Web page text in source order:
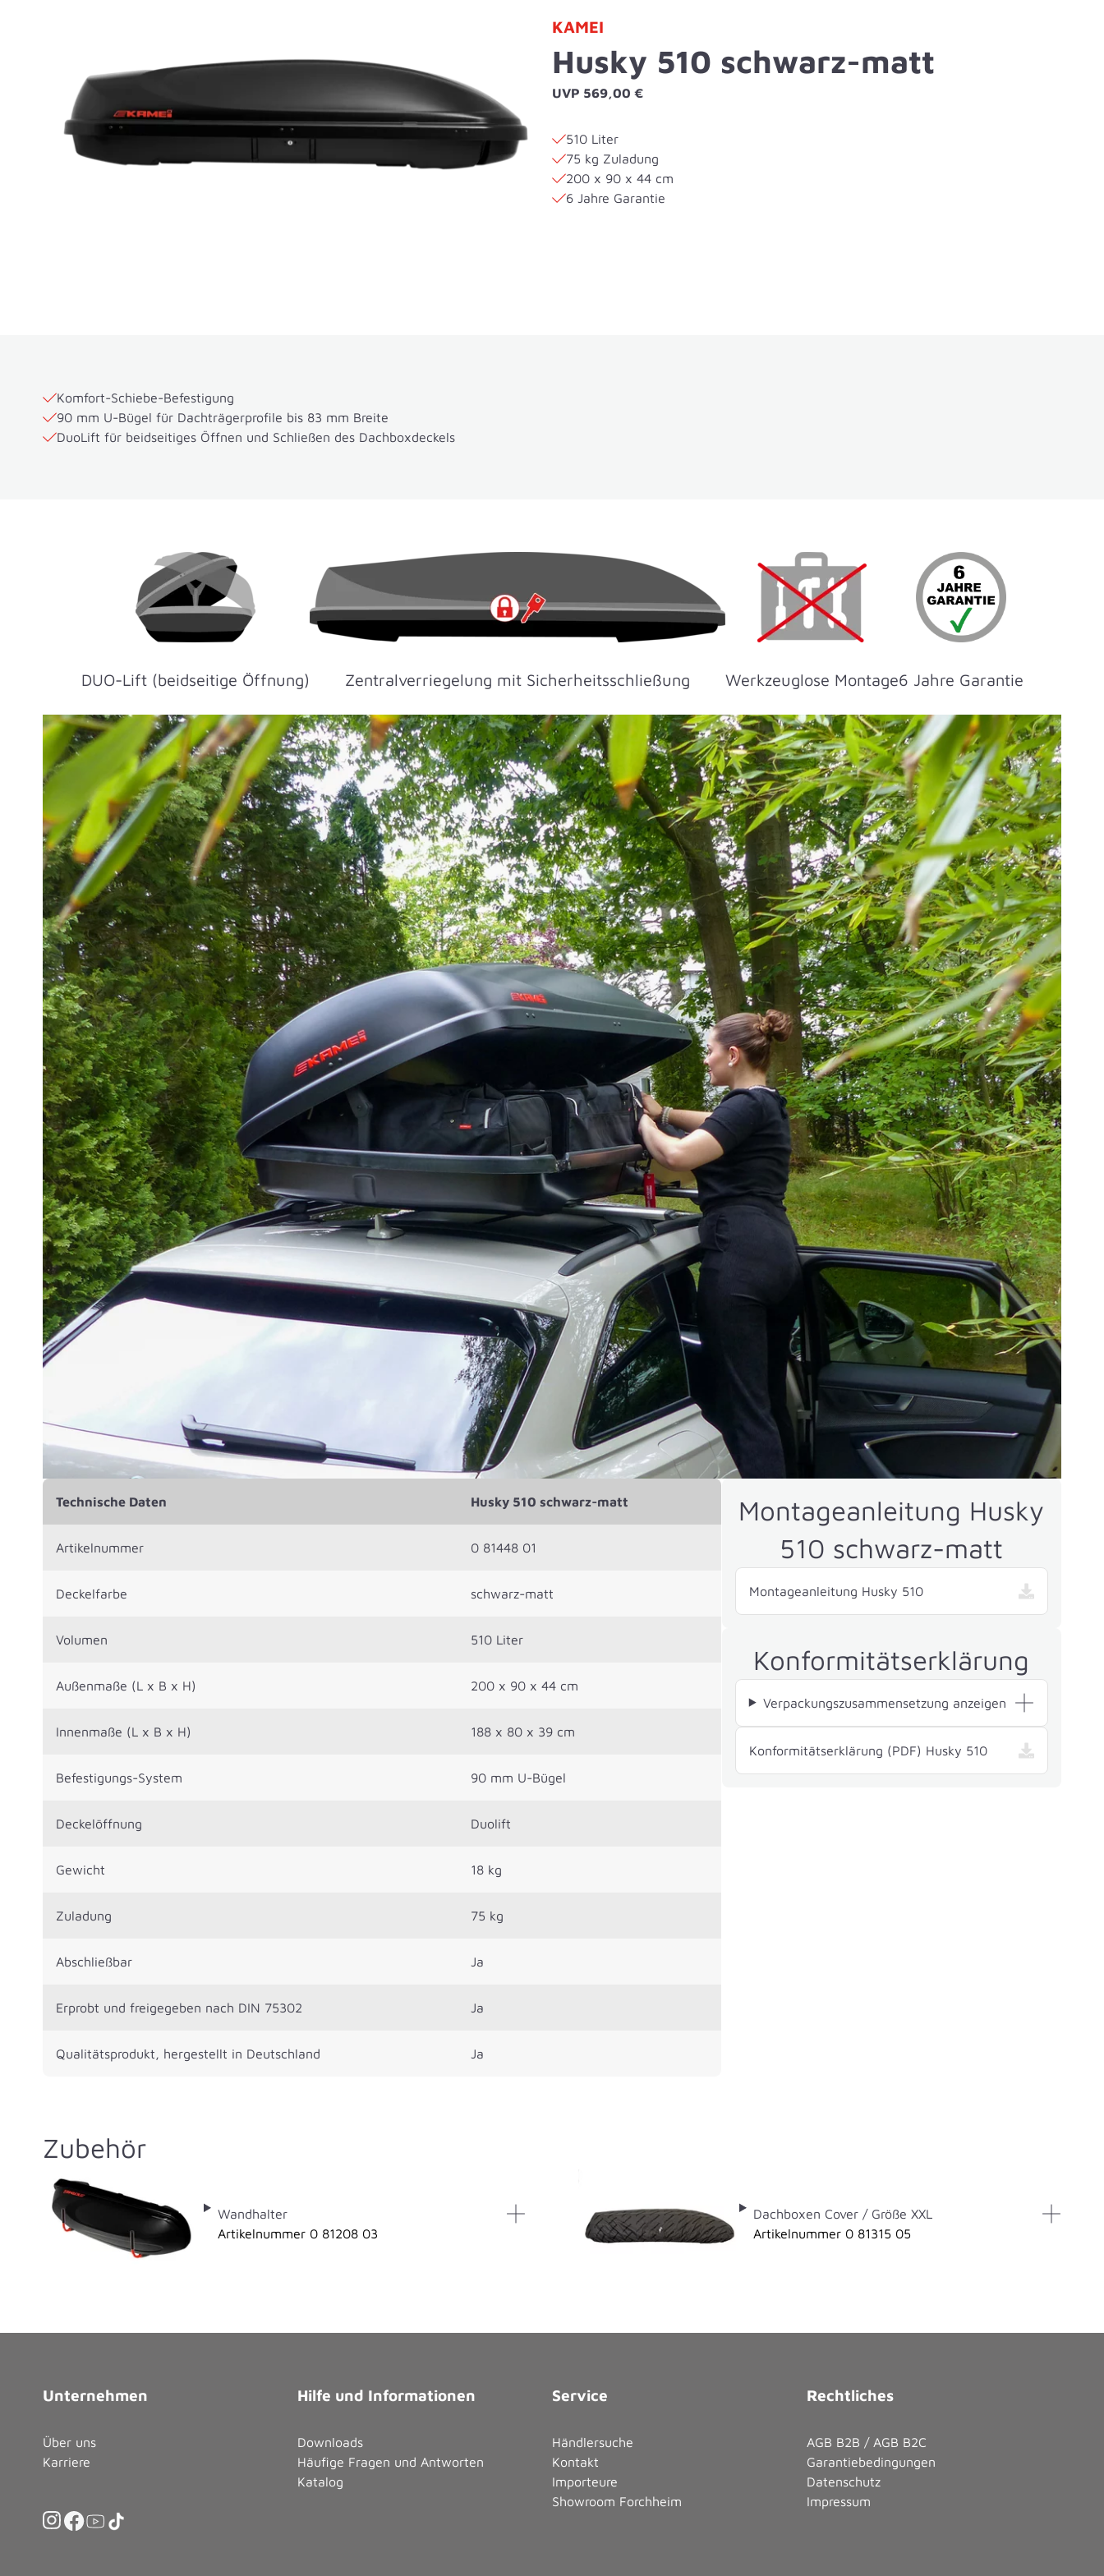
KAMEI
Husky 510 schwarz-matt
UVP 569,00 €
510 Liter
75 kg Zuladung
200 x 90 x 44 cm
6 Jahre Garantie
Komfort-Schiebe-Befestigung
90 mm U-Bügel für Dachträgerprofile bis 83 mm Breite
DuoLift für beidseitiges Öffnen und Schließen des Dachboxdeckels
DUO-Lift (beidseitige Öffnung) Zentralverriegelung mit Sicherheitsschließung Werkzeuglose Montage6 Jahre Garantie
Technische Daten Husky 510 schwarz-matt
Artikelnummer 0 81448 01
Deckelfarbe schwarz-matt
Volumen 510 Liter
Außenmaße (L x B x H) 200 x 90 x 44 cm
Innenmaße (L x B x H) 188 x 80 x 39 cm
Befestigungs-System 90 mm U-Bügel
Deckelöffnung Duolift
Gewicht 18 kg
Zuladung 75 kg
Abschließbar Ja
Erprobt und freigegeben nach DIN 75302 Ja
Qualitätsprodukt, hergestellt in Deutschland Ja
Montageanleitung Husky
510 schwarz-matt
Montageanleitung Husky 510
Konformitätserklärung
Verpackungszusammensetzung anzeigen
Konformitätserklärung (PDF) Husky 510— , öffnet in
Zubehör
Wandhalter
Artikelnummer 0 81208 03
Dachboxen Cover / Größe XXL
Artikelnummer 0 81315 05
Unternehmen
Über uns
Karriere
Hilfe und Informationen
Downloads
Häufige Fragen und Antworten
Katalog
Service
Händlersuche
Kontakt
Importeure
Showroom Forchheim
Rechtliches
AGB B2B / AGB B2C
Garantiebedingungen
Datenschutz
Impressum